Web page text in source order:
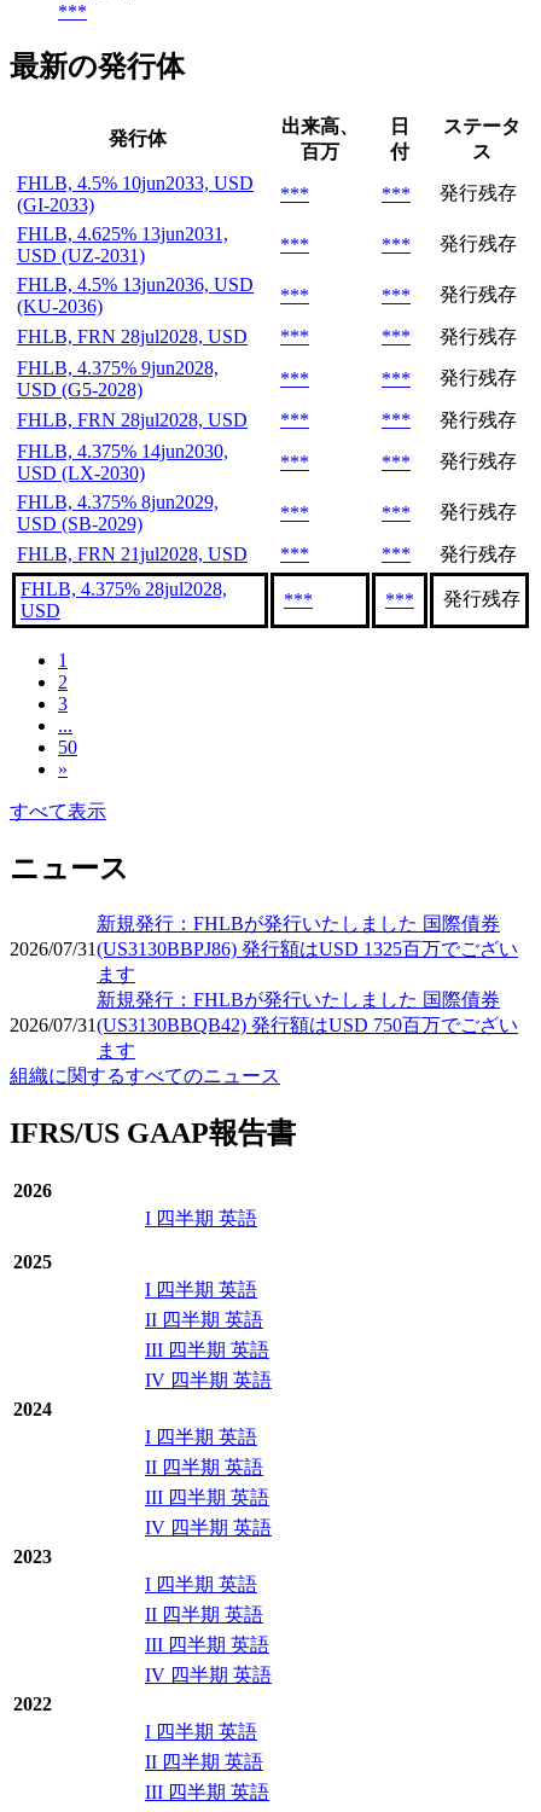
***
最新の発行体
発行体
出来高、
百万
日
付
ステータ
ス
FHLB, 4.5% 10jun2033, USD
(GI-2033)
*** ***
発行残存
FHLB, 4.625% 13jun2031,
USD (UZ-2031)
*** ***
発行残存
FHLB, 4.5% 13jun2036, USD
(KU-2036)
*** *** 発行残存
FHLB, FRN 28jul2028, USD *** ***
発行残存
FHLB, 4.375% 9jun2028,
USD (G5-2028)
*** *** 発行残存
FHLB, FRN 28jul2028, USD *** ***
発行残存
FHLB, 4.375% 14jun2030,
USD (LX-2030)
*** ***
発行残存
FHLB, 4.375% 8jun2029,
USD (SB-2029)
*** *** 発行残存
FHLB, FRN 21jul2028, USD *** ***
発行残存
FHLB, 4.375% 28jul2028,
USD
*** *** 発行残存
1
2
3
...
50
»
すべて表示
ニュース
2026/07/31
新規発行：FHLBが発行いたしました 国際債券
(US3130BBPJ86) 発行額はUSD 1325百万でござい
ます
2026/07/31
新規発行：FHLBが発行いたしました 国際債券
(US3130BBQB42) 発行額はUSD 750百万でござい
ます
組織に関するすべてのニュース
IFRS/US GAAP報告書
2026
I 四半期 英語
2025
I 四半期 英語
II 四半期 英語
III 四半期 英語
IV 四半期 英語
2024
I 四半期 英語
II 四半期 英語
III 四半期 英語
IV 四半期 英語
2023
I 四半期 英語
II 四半期 英語
III 四半期 英語
IV 四半期 英語
2022
I 四半期 英語
II 四半期 英語
III 四半期 英語